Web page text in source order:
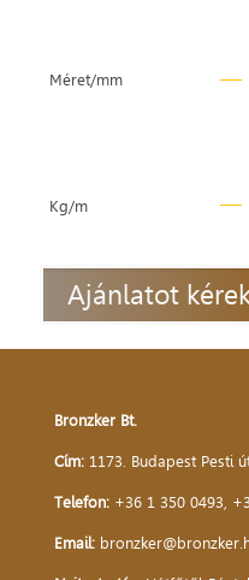
Méret/mm
Kg/m
Ajánlatot
Bronzker Bt.
Cím: 1173. Budapest Pesti
Telefon: +36 1 350 0493
Email: